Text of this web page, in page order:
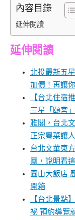
內容目錄
延伸閱讀
延伸閱讀
北投最新五
加價！再讓
【台北住宿
三星「頤宮
雅閣，台北
正宗粵菜讓
台北文華東
團，說明看
圓山大飯店
開箱
【台北景點
祕 預約導覽